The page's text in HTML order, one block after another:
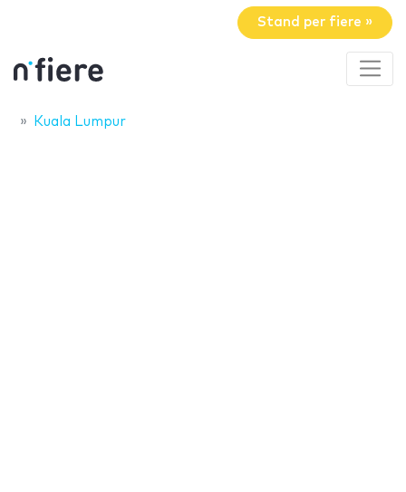
Stand per fiere »
Kuala Lumpur